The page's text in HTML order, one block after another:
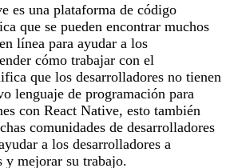
es una plataforma de código
que se pueden encontrar muchos
línea para ayudar a los
cómo trabajar con el
que los desarrolladores no tienen
lenguaje de programación para
con React Native, esto también
comunidades de desarrolladores
a los desarrolladores a
y mejorar su trabajo.